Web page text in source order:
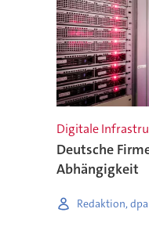
Digitale
Deutsche
Abhängigkeit
Redaktion, dpa